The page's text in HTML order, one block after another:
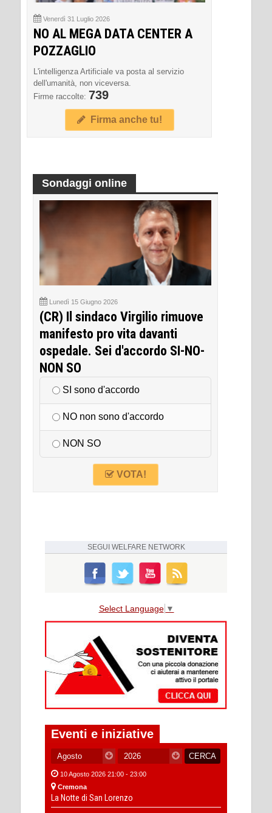
Venerdì 31 Luglio 2026
NO AL MEGA DATA CENTER A
POZZAGLIO
L'intelligenza Artificiale va posta al servizio
dell'umanità, non viceversa.
Firme raccolte: 739
Firma anche tu!
Sondaggi online
Lunedì 15 Giugno 2026
(CR) Il sindaco Virgilio rimuove
manifesto pro vita davanti
ospedale. Sei d'accordo SI-NO-
NON SO
SI sono d'accordo
NO non sono d'accordo
NON SO
VOTA!
SEGUI WELFARE NETWORK
Select Language ▼
Eventi e iniziative
10 Agosto 2026 21:00 - 23:00
Cremona
La Notte di San Lorenzo